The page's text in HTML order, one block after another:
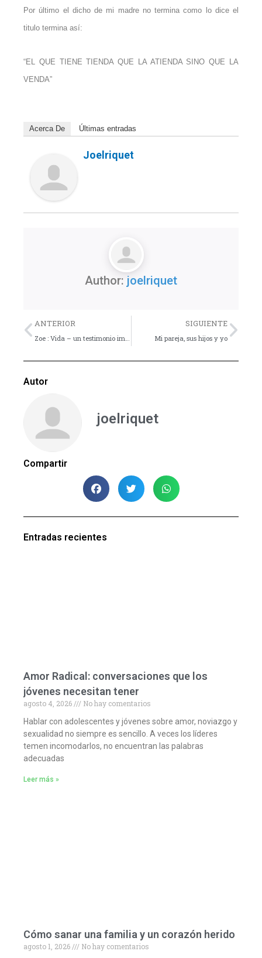
Por último el dicho de mi madre no termina como lo dice el
titulo termina así:
“EL QUE TIENE TIENDA QUE LA ATIENDA SINO QUE LA
VENDA”
Acerca De Últimas entradas
Joelriquet
Author: joelriquet
Previo
ANTERIOR SIGUIENTE
Mi pareja, sus hijos y yo
Autor
joelriquet
Compartir
Entradas recientes
Amor Radical: conversaciones que los
jóvenes necesitan tener
agosto 4, 2026
No hay comentarios
Hablar con adolescentes y jóvenes sobre amor, noviazgo y
sexualidad no siempre es sencillo. A veces los líderes
temen incomodarlos, no encuentran las palabras
adecuadas
Leer más »
Cómo sanar una familia y un corazón herido
agosto 1, 2026
No hay comentarios